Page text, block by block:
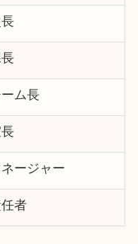
ム長
ージャー
者